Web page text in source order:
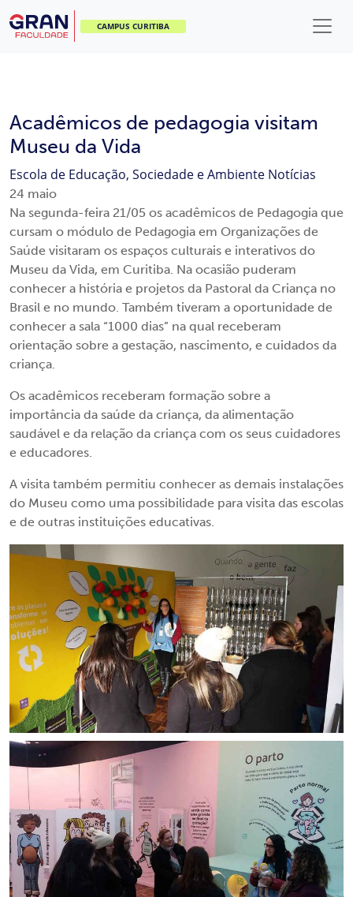
CAMPUS CURITIBA
Acadêmicos de pedagogia visitam
Museu da Vida
Escola de Educação, Sociedade e Ambiente Notícias
24 maio
Na segunda-feira 21/05 os acadêmicos de Pedagogia que
cursam o módulo de Pedagogia em Organizações de
Saúde visitaram os espaços culturais e interativos do
Museu da Vida, em Curitiba. Na ocasião puderam
conhecer a história e projetos da Pastoral da Criança no
Brasil e no mundo. Também tiveram a oportunidade de
conhecer a sala “1000 dias” na qual receberam
orientação sobre a gestação, nascimento, e cuidados da
criança.
Os acadêmicos receberam formação sobre a
importância da saúde da criança, da alimentação
saudável e da relação da criança com os seus cuidadores
e educadores.
A visita também permitiu conhecer as demais instalações
do Museu como uma possibilidade para visita das escolas
e de outras instituições educativas.